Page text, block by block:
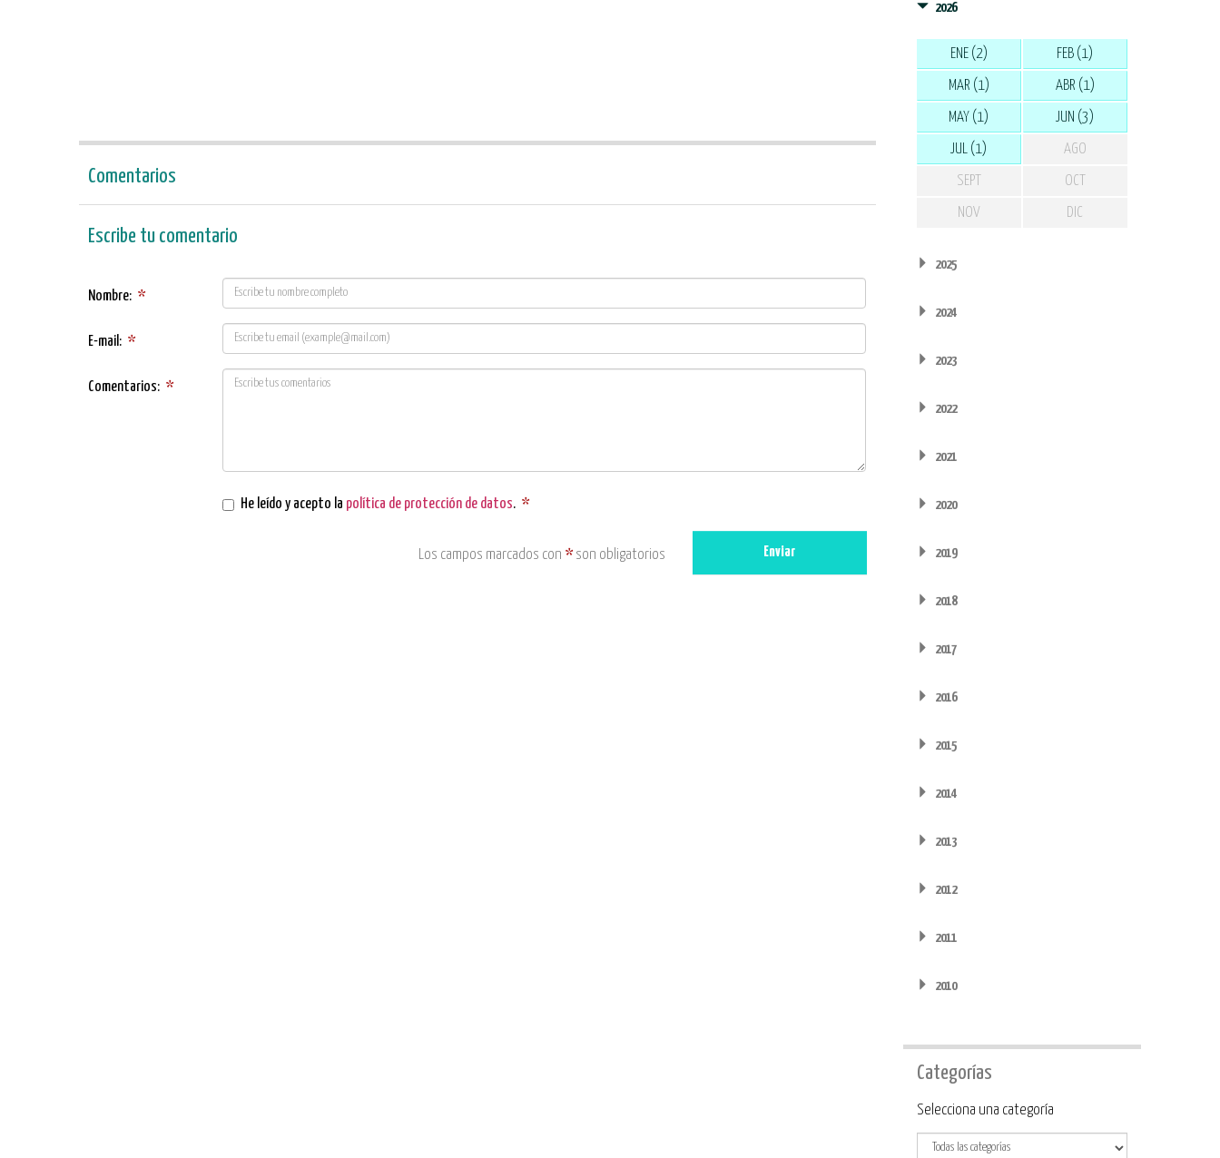
Comentarios
Escribe tu comentario
Nombre: *
E-mail: *
Comentarios: *
He leído y acepto la política de protección de datos. *
Los campos marcados con *son obligatorios Enviar
2026
ENE (2) FEB (1)
MAR (1) ABR (1)
MAY (1) JUN (3)
JUL (1) AGO
SEPT OCT
NOV DIC
2025
2024
2023
2022
2021
2020
2019
2018
2017
2016
2015
2014
2013
2012
2011
2010
Categorías
Categoría
Selecciona una categoría